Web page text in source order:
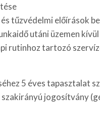
tűzvédelmi előírások
utáni üzemen
rutinhoz tartozó
5 éves tapasztalat
jogosítvány